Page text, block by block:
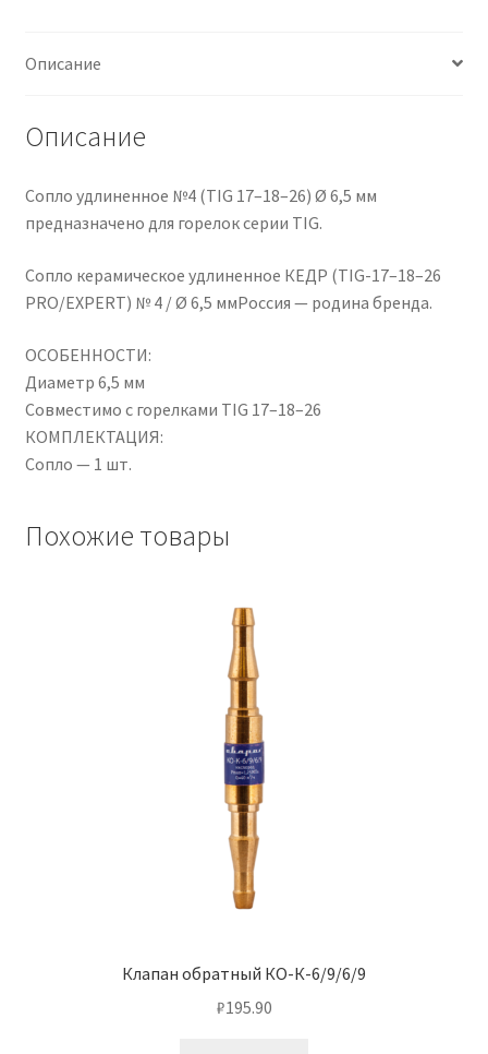
PRO/EXPERT)
4
/
6,5
ММ
Описание
Описание
Сопло удлиненное №4 (TIG 17–18–26) Ø 6,5 мм
предназначено для горелок серии TIG.
Сопло керамическое удлиненное КЕДР (TIG-17–18–26
PRO/EXPERT) № 4 / Ø 6,5 ммРоссия — родина бренда.
ОСОБЕННОСТИ:
Диаметр 6,5 мм
Совместимо с горелками TIG 17–18–26
КОМПЛЕКТАЦИЯ:
Сопло — 1 шт.
Похожие товары
Клапан обратный КО-К-6/9/6/9
₽195.90